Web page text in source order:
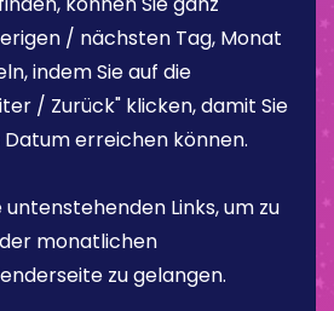
/ nächsten Tag, Monat
indem Sie auf die
/ Zurück" klicken, damit Sie
erreichen können.
untenstehenden Links, um zu
monatlichen
zu gelangen.